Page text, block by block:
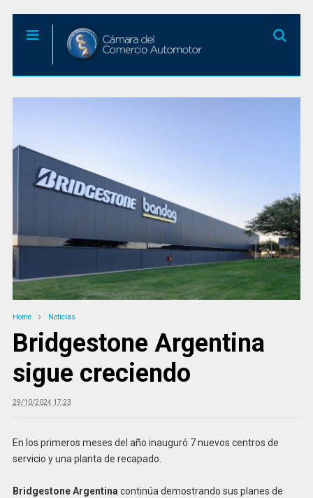
Home Noticias
Bridgestone Argentina
sigue creciendo
29/10/2024 17:23
En los primeros meses del año inauguró 7 nuevos centros de
servicio y una planta de recapado.
Bridgestone Argentina continúa demostrando sus planes de